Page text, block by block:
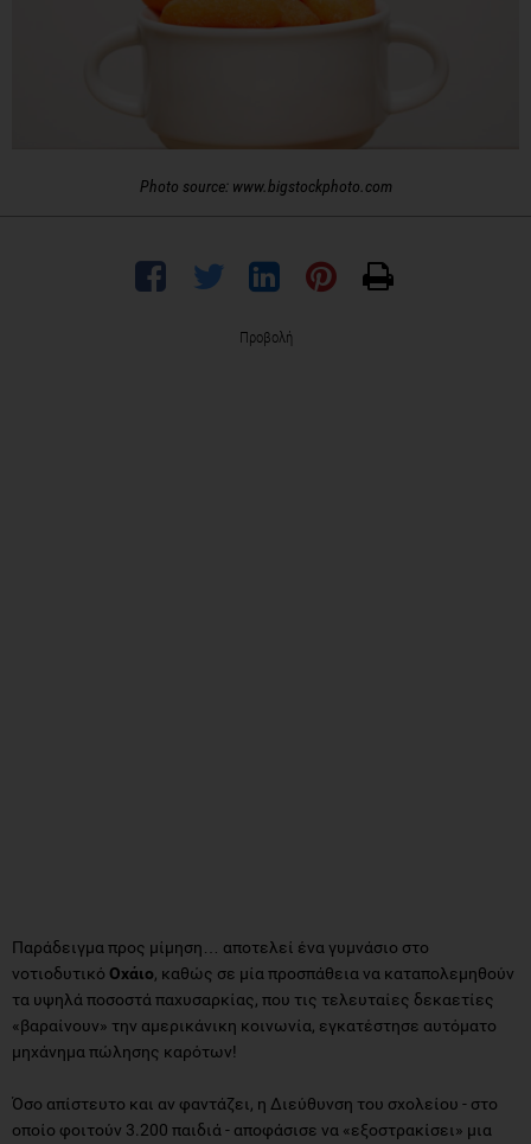
Photo source: www.bigstockphoto.com
Προβολή
Παράδειγμα προς μίμηση… αποτελεί ένα γυμνάσιο στο
νοτιοδυτικό Οχάιο, καθώς σε μία προσπάθεια να καταπολεμηθούν
τα υψηλά ποσοστά παχυσαρκίας, που τις τελευταίες δεκαετίες
«βαραίνουν» την αμερικάνικη κοινωνία, εγκατέστησε αυτόματο
μηχάνημα πώλησης καρότων!
Όσο απίστευτο και αν φαντάζει, η Διεύθυνση του σχολείου - στο
οποίο φοιτούν 3.200 παιδιά - αποφάσισε να «εξοστρακίσει» μια